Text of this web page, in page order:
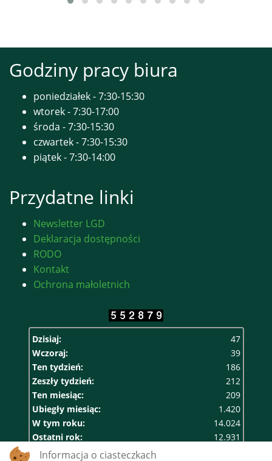
Godziny pracy biura
poniedziałek - 7:30-15:30
wtorek - 7:30-17:00
środa - 7:30-15:30
czwartek - 7:30-15:30
piątek - 7:30-14:00
Przydatne linki
Newsletter LGD
Deklaracja dostępności
RODO
Kontakt
Ochrona małoletnich
Dzisiaj:
47
Wczoraj:
39
Ten tydzień:
186
Zeszły tydzień:
212
Ten miesiąc:
209
Ubiegły miesiąc:
1.420
W tym roku:
14.024
Ostatni rok:
12.931
Razem:
Informacja o ciasteczkach